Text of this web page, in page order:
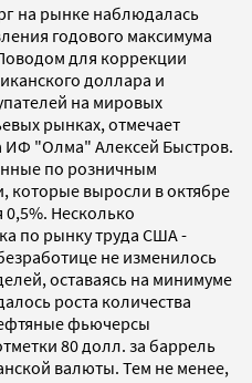
на рынке наблюдалась
годового максимума
для коррекции
доллара и
на мировых
рынках, отмечает
ИФ "Олма" Алексей Быстров.
по розничным
которые выросли в октябре
Несколько
по рынку труда США -
не изменилось
оставаясь на минимуме
роста количества
фьючерсы
80 долл. за баррель
валюты. Тем не менее,